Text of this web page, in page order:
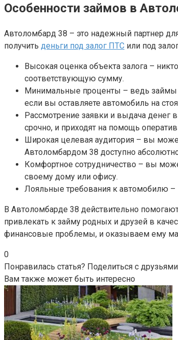
Особенности займов в
Автоломбард 38 – это надежный партнер
получить деньги под залог ПТС или под
Высокая оценка объекта залога –
соответствующую сумму.
Минимальные проценты – ведь займы
если вы оставляете автомобиль на
Рассмотрение заявки и выдача денег
срочно, и приходят на помощь
Широкая целевая аудитория – вы
Автоломбардом 38 доступно
Комфортное сотрудничество – вы
своему дому или офису.
Лояльные требования к автомобилю –
В Автоломбарде 38 действительно
привлекать к займу родных и друзей в
финансовые проблемы, и оказываем ему
0
Понравилась статья? Поделиться с
Вам также может быть интересно